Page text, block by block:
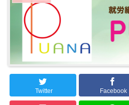
Twitter Facebook